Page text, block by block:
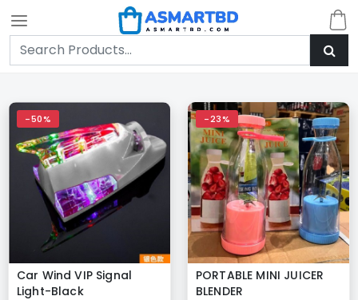
-50%
Car Wind VIP Signal
Light-Black
-23%
PORTABLE MINI JUICER
BLENDER